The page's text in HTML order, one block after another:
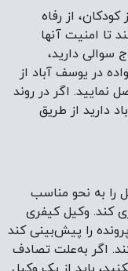
از رفاه
تا امنیت آنها
سوالی دارید،
در یوسف آباد از
حاصل نمایید. اگر در روند
دارید از طریق
را به نحو مناسب
کند. وکیل کیفری
را پیش‌بینی کند
اگر به‌علت تصادف